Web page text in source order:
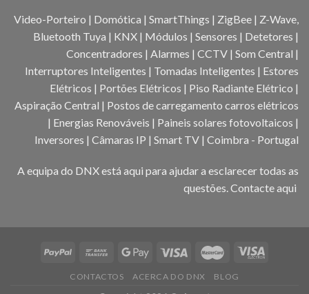
Video-Porteiro | Domótica | SmartThings | ZigBee | Z-Wave,
Bluetooth Tuya | KNX | Módulos | Sensores | Detetores |
Concentradores | Alarmes | CCTV | Som Central |
Interruptores Inteligentes | Tomadas Inteligentes | Estores
Elétricos | Portões Elétricos | Piso Radiante Elétrico |
Aspiração Central | Postos de carregamento carros elétricos
| Energias Renováveis | Paineis solares fotovoltaicos |
Inversores | Câmaras IP | Smart TV | Coimbra - Portugal
A equipa do DNX está aqui para ajudar a esclarecer todas as
questões.Contacte aqui
CONTACTOS ACERCA DO DNX BLOG